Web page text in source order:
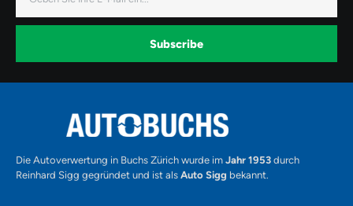
o
o
g
r
m
1
b
e
Subscribe
Die Autoverwertung in Buchs Zürich wurde im Jahr 1953durch
Reinhard Sigg gegründet und ist als Auto Sigg bekannt.